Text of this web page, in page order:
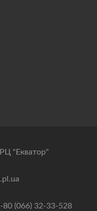
"Екватор"
80 (066) 32-33-528